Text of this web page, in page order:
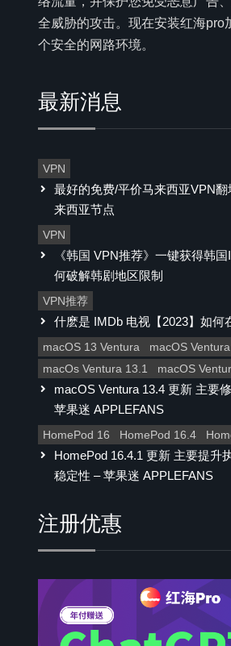
全威胁的攻击。现在安装红海pro
个安全的网路环境。
最新消息
VPN
最好的免费/平价马来西亚VPN翻
来西亚节点
VPN
《韩国 VPN推荐》一键获得韩
何破解韩剧地区限制
VPN推荐
什麽是 IMDb 电视【2023】如何
macOS 13 Ventura
macOS Ventura
macOs Ventura 13.1
macOS
macOS Ventura 13.4 更新 主要
苹果迷 APPLEFANS
HomePod 16 HomePod 16.4
HomePod 16.4.1 更新 主要提升
稳定性 – 苹果迷 APPLEFANS
注册优惠